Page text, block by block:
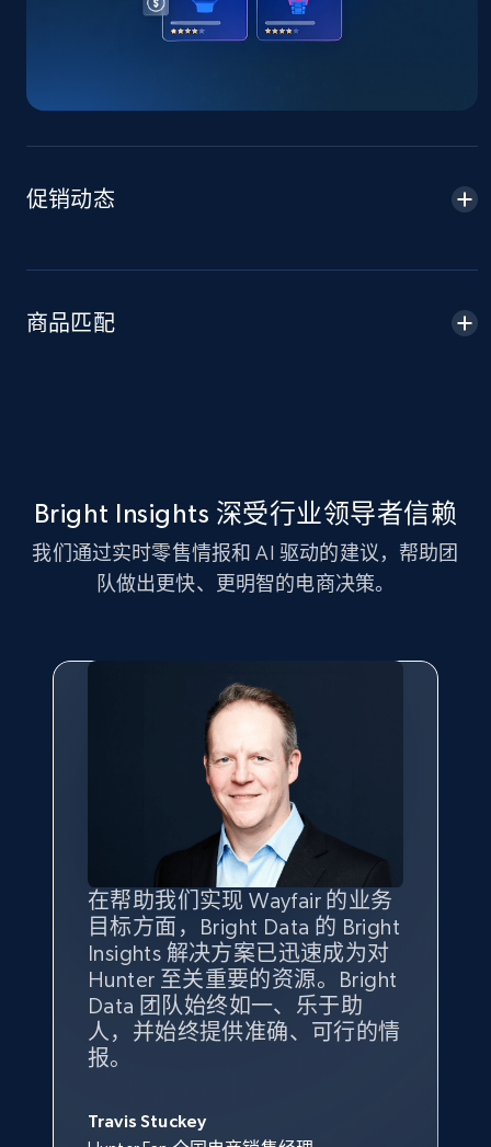
TikTok Shop - Collect TikTok shop products
by keywords search
5.4K+ 667+ 立即开始
price, Final price, Discount percent, and more.
Seller id, URL, Seller name, Description, Detailed
info, Stars, Feedbacks, Return policy, and more.
URL, Product id, Title, Seller name, Seller rating,
Seller reviews, Breadcrumbs, Root category, and
358+ 立即开始
eBay - Gather data on products using
specified keywords
URL, Product id, Title, Seller name, Seller rating,
Seller reviews, Breadcrumbs, Root category, and
more.
2.5K+ 358+
促销动态
商品匹配
Bright Insights 深受行业领导者信赖
我们通过实时零售情报和 AI 驱动的建议，帮助团
队做出更快、更明智的电商决策。
在帮助我们实现 Wayfair 的业务
目标方面，Bright Data 的 Bright
Insights 解决方案已迅速成为对
Hunter 至关重要的资源。Bright
Data 团队始终如一、乐于助
人，并始终提供准确、可行的情
报。
Travis Stuckey
Bright Insights 的数据极大地支
持了我们公司的目标。每个产品
类别的市场份额帮助我们以主要
竞争对手为基准，而供应商的销
售情况则从战术上帮助我们的营
销团队扩大产品种类。
Overstock 的客户战略与洞察总监
我们之所以选择 Bright
Insights，是因为它能够跟踪销
售情况，并绘制对我们业务至关
重要的竞争产品类别图。
Yael Fridman
Keter 的市场总监
借助 Bright Data 的解决方案，
我们获得了对市场领域、产品、
竞争格局以及消费者行为趋势的
独特且全面的洞察。
Beverly Taylor
Kingston Brass, Inc. 商品规划总监